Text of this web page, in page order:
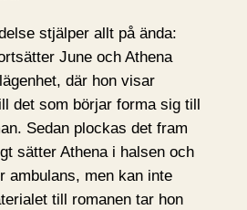
stjälper allt på ända:
June och Athena
där hon visar
det som börjar forma sig till
Sedan plockas det fram
sätter Athena i halsen och
ambulans, men kan inte
till romanen tar hon